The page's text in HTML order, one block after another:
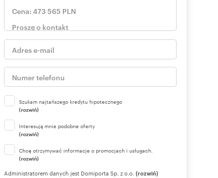
Szukam najtańszego kredytu hipotecznego
(rozwiń)
Interesują mnie podobne oferty
(rozwiń)
Chcę otrzymywać informacje o promocjach i usługach.
(rozwiń)
Administratorem danych jest Domiporta Sp. z o.o. (rozwiń)